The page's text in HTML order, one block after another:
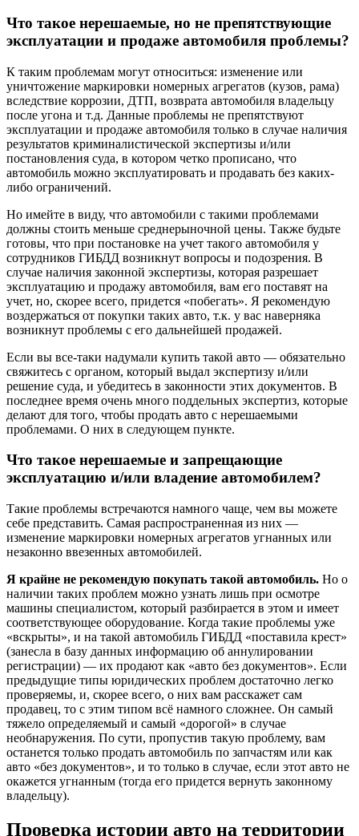
Что такое нерешаемые, но не препятствующие
эксплуатации и продаже автомобиля проблемы?
К таким проблемам могут относиться: изменение или
уничтожение маркировки номерных агрегатов (кузов, рама)
вследствие коррозии, ДТП, возврата автомобиля владельцу
после угона и т.д. Данные проблемы не препятствуют
эксплуатации и продаже автомобиля только в случае наличия
результатов криминалистической экспертизы и/или
постановления суда, в котором четко прописано, что
автомобиль можно эксплуатировать и продавать без каких-
либо ограничений.
Но имейте в виду, что автомобили с такими проблемами
должны стоить меньше среднерыночной цены. Также будьте
готовы, что при постановке на учет такого автомобиля у
сотрудников ГИБДД возникнут вопросы и подозрения. В
случае наличия законной экспертизы, которая разрешает
эксплуатацию и продажу автомобиля, вам его поставят на
учет, но, скорее всего, придется «побегать». Я рекомендую
воздержаться от покупки таких авто, т.к. у вас наверняка
возникнут проблемы с его дальнейшей продажей.
Если вы все-таки надумали купить такой авто — обязательно
свяжитесь с органом, который выдал экспертизу и/или
решение суда, и убедитесь в законности этих документов. В
последнее время очень много поддельных экспертиз, которые
делают для того, чтобы продать авто с нерешаемыми
проблемами. О них в следующем пункте.
Что такое нерешаемые и запрещающие
эксплуатацию и/или владение автомобилем?
Такие проблемы встречаются намного чаще, чем вы можете
себе представить. Самая распространенная из них —
изменение маркировки номерных агрегатов угнанных или
незаконно ввезенных автомобилей.
Я крайне не рекомендую покупать такой автомобиль. Но о
наличии таких проблем можно узнать лишь при осмотре
машины специалистом, который разбирается в этом и имеет
соответствующее оборудование. Когда такие проблемы уже
«вскрыты», и на такой автомобиль ГИБДД «поставила крест»
(занесла в базу данных информацию об аннулировании
регистрации) — их продают как «авто без документов». Если
предыдущие типы юридических проблем достаточно легко
проверяемы, и, скорее всего, о них вам расскажет сам
продавец, то с этим типом всё намного сложнее. Он самый
тяжело определяемый и самый «дорогой» в случае
необнаружения. По сути, пропустив такую проблему, вам
останется только продать автомобиль по запчастям или как
авто «без документов», и то только в случае, если этот авто не
окажется угнанным (тогда его придется вернуть законному
владельцу).
Проверка истории авто на территории